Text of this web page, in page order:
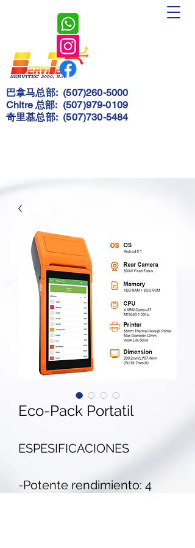
Servitec
2000, S.A.
巴拿马总部: (507)260-5000
Chitre 总部: (507)979-0109
奇里基总部: (507)730-5484
Eco-Pack Portatil
ESPESIFICACIONES
-Potente rendimiento: 4